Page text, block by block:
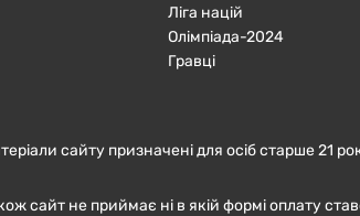
Ліга націй
Олімпіада-2024
Гравці
сайту призначені для осіб старше 21
сайт не приймає ні в якій формі оплату